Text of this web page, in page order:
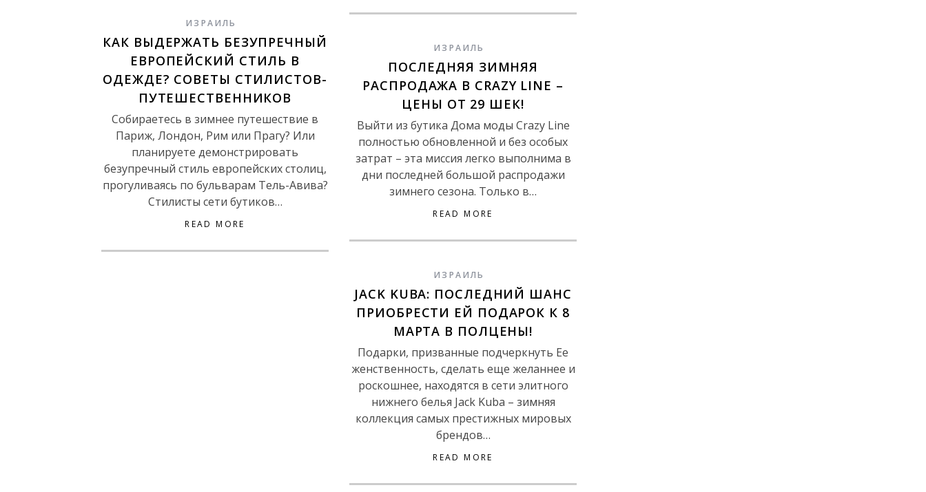
ИЗРАИЛЬ
КАК ВЫДЕРЖАТЬ БЕЗУПРЕЧНЫЙ
ЕВРОПЕЙСКИЙ СТИЛЬ В
ОДЕЖДЕ? СОВЕТЫ СТИЛИСТОВ-
ПУТЕШЕСТВЕННИКОВ
Собираетесь в зимнее путешествие в
Париж, Лондон, Рим или Прагу? Или
планируете демонстрировать
безупречный стиль европейских столиц,
прогуливаясь по бульварам Тель-Авива?
Стилисты сети бутиков…
READ MORE
ИЗРАИЛЬ
ПОСЛЕДНЯЯ ЗИМНЯЯ
РАСПРОДАЖА В CRAZY LINE –
ЦЕНЫ ОТ 29 ШЕК!
Выйти из бутика Дома моды Crazy Line
полностью обновленной и без особых
затрат – эта миссия легко выполнима в
дни последней большой распродажи
зимнего сезона. Только в…
READ MORE
ИЗРАИЛЬ
JACK KUBA: ПОСЛЕДНИЙ ШАНС
ПРИОБРЕСТИ ЕЙ ПОДАРОК К 8
МАРТА В ПОЛЦЕНЫ!
Подарки, призванные подчеркнуть Ее
женственность, сделать еще желаннее и
роскошнее, находятся в сети элитного
нижнего белья Jack Kuba – зимняя
коллекция самых престижных мировых
брендов…
READ MORE